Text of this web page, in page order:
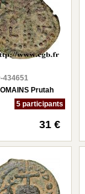
434651
Prutah
5 participants
31 €